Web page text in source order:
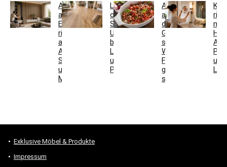
Akustikpaneele
aus
Eiche
richtig
auswählen:
Aufbau,
Schallwirkung
und
Montage
Landhausdiele
oder
Schiffsboden:
Unterschiede
bei
Laminat
und
Parkett
Auflaufform
auf
den
Grill
stellen:
Welche
Formen
geeignet
sind
und
Exklusive Möbel & Produkte
Impressum